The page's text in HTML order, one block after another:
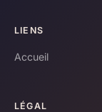
LIENS
Accueil
LÉGAL